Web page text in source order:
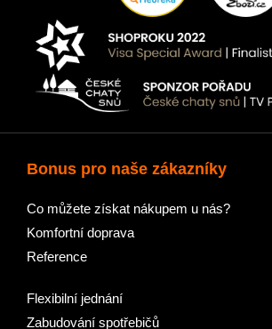
Bonus pro naše zákazníky
Co můžete získat nákupem u nás?
Komfortní doprava
Reference
Flexibilní jednání
Zabudování spotřebičů